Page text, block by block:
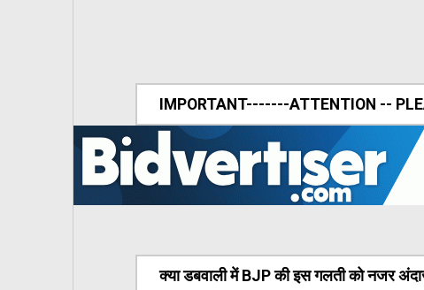
IMPORTANT-------ATTENTION --
क्या डबवाली में BJP की इस गलती को नजर